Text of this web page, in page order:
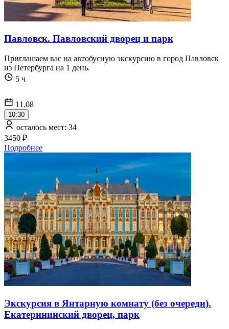
Павловск. Павловский дворец и парк
Приглашаем вас на автобусную экскурсию в город Павловск
из Петербурга на 1 день.
5 ч
11.08
10:30
осталось мест: 34
3450 ₽
Подробнее
Экскурсия в Янтарную комнату (без очереди).
Екатерининский дворец, парк